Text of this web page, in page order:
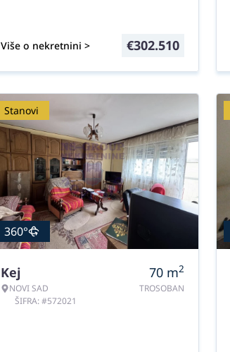
Više o nekretnini > €302.510
Stanovi
360°
Kej
NOVI SAD
ŠIFRA: #572021
70 m2
TROSOBAN